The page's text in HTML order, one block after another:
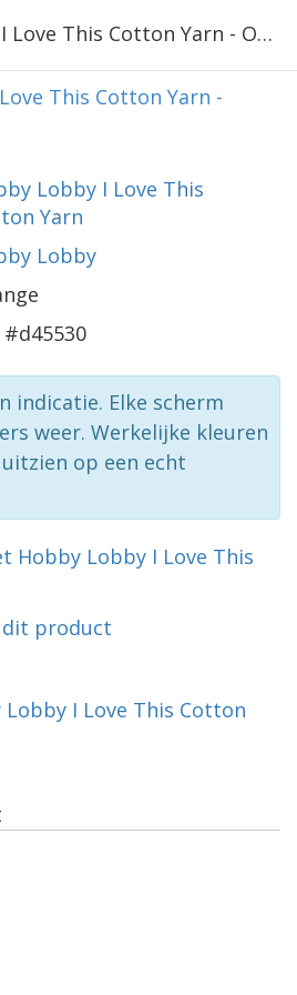
Hobby Lobby I Love This Cotton Yarn - Orange
This Cotton Yarn -
Lobby I Love This
Yarn
Lobby
#d45530
indicatie. Elke scherm
weer. Werkelijke kleuren
op een echt
Hobby Lobby I Love This
product
Lobby I Love This Cotton